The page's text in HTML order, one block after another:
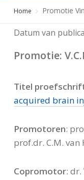
Home Promotie
Datum van
Promotie:
Titel
acquired brain
Promotoren:
prof.dr. C.M. van
Copromotor: dr.